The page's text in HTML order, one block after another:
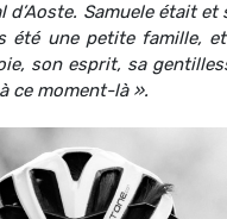
d’Aoste. Samuele était
été une petite famille,
son esprit, sa
ce moment-là ».